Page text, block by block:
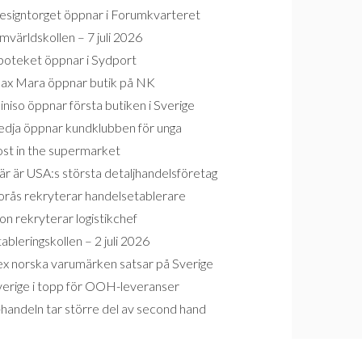
öppnar i Forumkvarteret
– 7 juli 2026
öppnar i Sydport
Mara öppnar butik på NK
öppnar första butiken i Sverige
öppnar kundklubben för unga
in the supermarket
är USA:s största detaljhandelsföretag
rekryterar handelsetablerare
rekryterar logistikchef
– 2 juli 2026
norska varumärken satsar på Sverige
i topp för OOH-leveranser
tar större del av second hand